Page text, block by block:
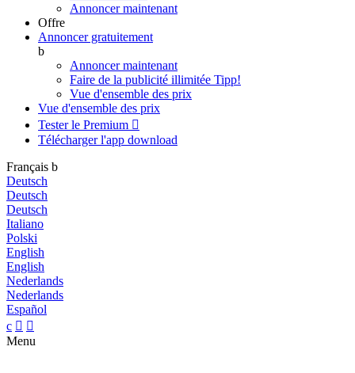
Annoncer maintenant
Offre
Annoncer gratuitement
b
Annoncer maintenant
Faire de la publicité illimitée Tipp!
Vue d'ensemble des prix
Vue d'ensemble des prix
Tester le Premium 
Télécharger l'app download
Français b
Deutsch
Deutsch
Deutsch
Italiano
Polski
English
English
Nederlands
Nederlands
Español
c  
Menu